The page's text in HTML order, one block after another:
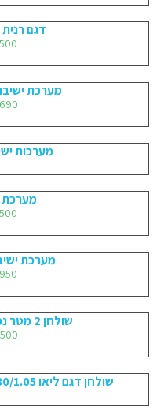
דגם רנית 2 – (ללא כסאות)
מערכת
מערכות
מערכת
מערכת
שולחן 2 מטר נפתח ל 3.20 + 6 כסאות
שולחן דגם ליאו 2.30/1.05 נפתח ל 3.45 – שולחן בלבד